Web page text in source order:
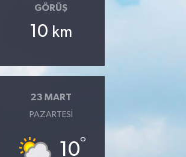
GÖRÜŞ
10 km
23 MART
PAZARTESI
10°